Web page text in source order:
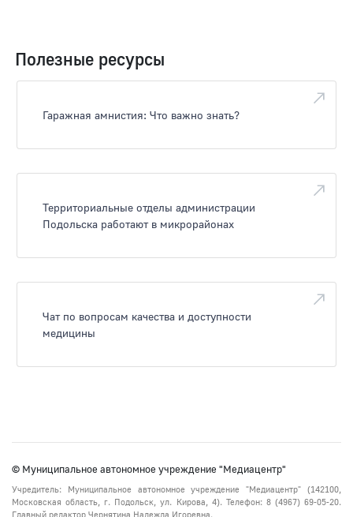
Полезные ресурсы
Гаражная амнистия: Что важно знать?
Территориальные отделы администрации
Подольска работают в микрорайонах
Чат по вопросам качества и доступности
медицины
© Муниципальное автономное учреждение "Медиацентр"
Учредитель: Муниципальное автономное учреждение "Медиацентр" (142100,
Московская область, г. Подольск, ул. Кирова, 4). Телефон: 8 (4967) 69-05-20.
Главный редактор Чернятина Надежда Игоревна.